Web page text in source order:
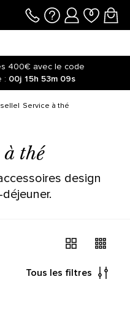
400€ avec le code
: 00j 15h 53m 09s
des ventes sur notre site !
ici.
Service à thé
thé
design
Tous les filtres